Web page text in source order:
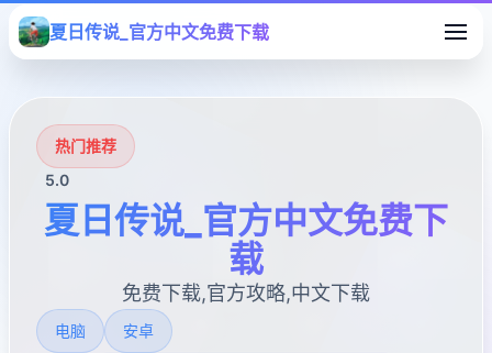
夏日传说_官方中文免费下载
热门推荐
5.0
夏日传说_官方中文免费下
载
免费下载,官方攻略,中文下载
电脑 安卓